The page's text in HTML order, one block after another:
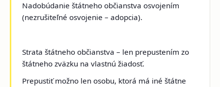
Nadobúdanie štátneho občianstva osvojením
(nezrušiteľné osvojenie – adopcia).
Strata štátneho občianstva – len prepustením zo
štátneho zväzku na vlastnú žiadosť.
Prepustiť možno len osobu, ktorá má iné štátne